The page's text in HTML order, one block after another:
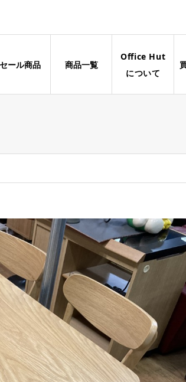
セール商品 商品一覧
Office Hut
について